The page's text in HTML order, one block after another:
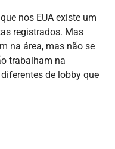
nos EUA existe um
registrados. Mas
na área, mas não se
trabalham na
de lobby que